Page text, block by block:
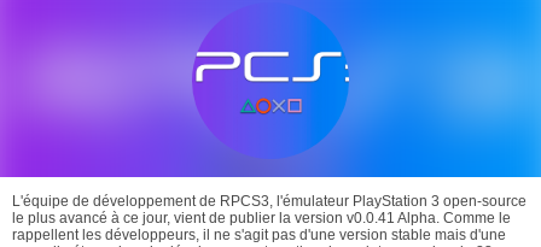
L'équipe de développement de RPCS3, l'émulateur PlayStation 3 open-source
le plus avancé à ce jour, vient de publier la version v0.0.41 Alpha. Comme le
rappellent les développeurs, il ne s'agit pas d'une version stable mais d'une